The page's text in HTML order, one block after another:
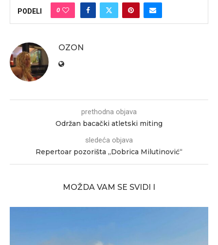
PODELI 0
OZON
prethodna objava
Održan bacački atletski miting
sledeća objava
Repertoar pozorišta „Dobrica Milutinović“
MOŽDA VAM SE SVIDI I